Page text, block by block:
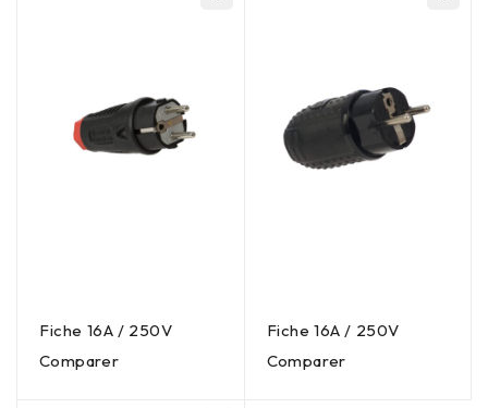
Fiche 16A / 250V
Comparer
Fiche 16A / 250V
Comparer